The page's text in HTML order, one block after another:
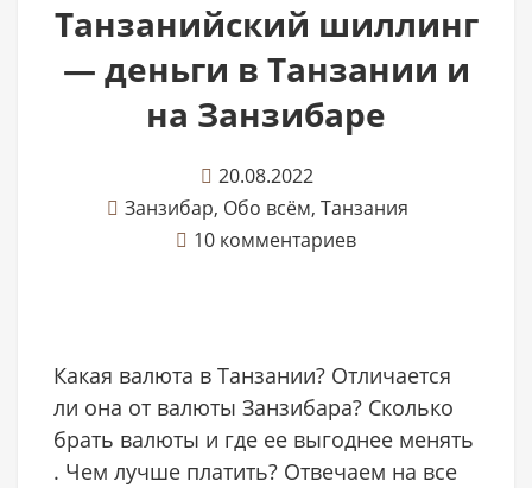
Танзанийский шиллинг
— деньги в Танзании и
на Занзибаре
20.08.2022
Занзибар, Обо всём, Танзания
10 комментариев
Какая валюта в Танзании? Отличается
ли она от валюты Занзибара? Сколько
брать валюты и где ее выгоднее менять
. Чем лучше платить? Отвечаем на все